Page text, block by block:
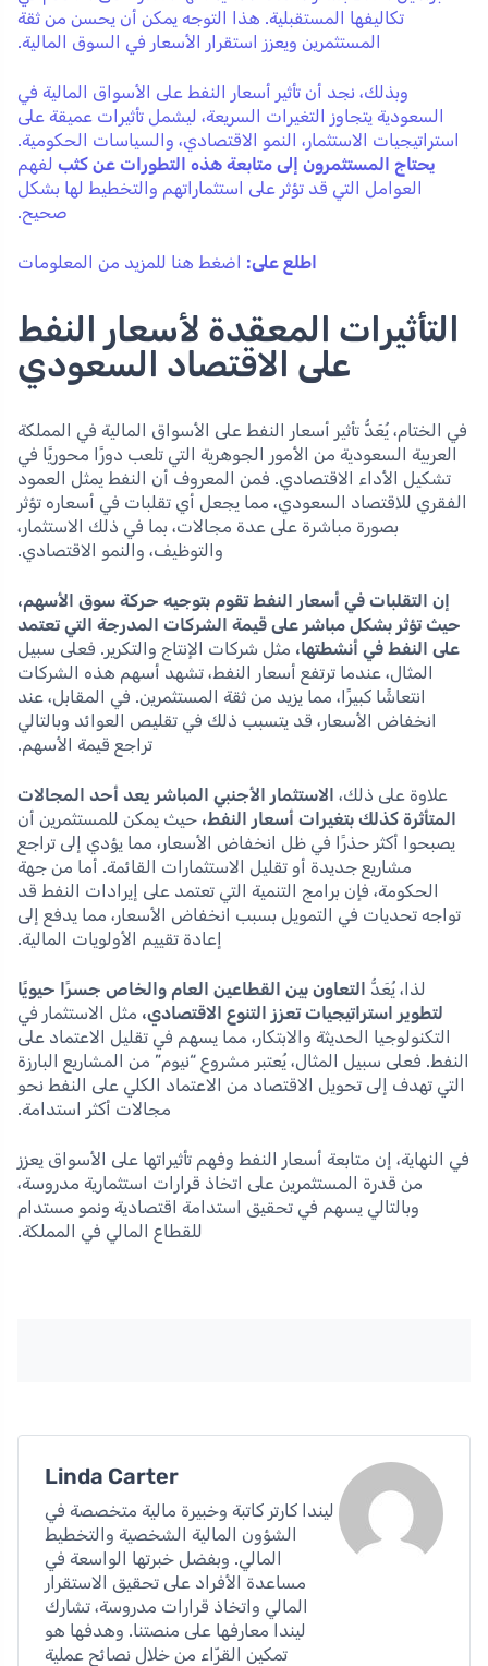
تكاليفها المستقبلية. هذا التوجه يمكن أن يحسن من ثقة
المستثمرين ويعزز استقرار الأسعار في السوق المالية.
وبذلك، نجد أن تأثير أسعار النفط على الأسواق المالية في
السعودية يتجاوز التغيرات السريعة، ليشمل تأثيرات عميقة على
استراتيجيات الاستثمار، النمو الاقتصادي، والسياسات الحكومية.
يحتاج المستثمرون إلى متابعة هذه التطورات عن كثب لفهم
العوامل التي قد تؤثر على استثماراتهم والتخطيط لها بشكل
صحيح.
اطلع على: اضغط هنا للمزيد من المعلومات
التأثيرات المعقدة لأسعار النفط
على الاقتصاد السعودي
في الختام، يُعَدُّ تأثير أسعار النفط على الأسواق المالية في المملكة
العربية السعودية من الأمور الجوهرية التي تلعب دورًا محوريًا في
تشكيل الأداء الاقتصادي. فمن المعروف أن النفط يمثل العمود
الفقري للاقتصاد السعودي، مما يجعل أي تقلبات في أسعاره تؤثر
بصورة مباشرة على عدة مجالات، بما في ذلك الاستثمار،
والتوظيف، والنمو الاقتصادي.
إن التقلبات في أسعار النفط تقوم بتوجيه حركة سوق الأسهم،
حيث تؤثر بشكل مباشر على قيمة الشركات المدرجة التي تعتمد
على النفط في أنشطتها، مثل شركات الإنتاج والتكرير. فعلى سبيل
المثال، عندما ترتفع أسعار النفط، تشهد أسهم هذه الشركات
انتعاشًا كبيرًا، مما يزيد من ثقة المستثمرين. في المقابل، عند
انخفاض الأسعار، قد يتسبب ذلك في تقليص العوائد وبالتالي
تراجع قيمة الأسهم.
علاوة على ذلك، الاستثمار الأجنبي المباشر يعد أحد المجالات
المتأثرة كذلك بتغيرات أسعار النفط، حيث يمكن للمستثمرين أن
يصبحوا أكثر حذرًا في ظل انخفاض الأسعار، مما يؤدي إلى تراجع
مشاريع جديدة أو تقليل الاستثمارات القائمة. أما من جهة
الحكومة، فإن برامج التنمية التي تعتمد على إيرادات النفط قد
تواجه تحديات في التمويل بسبب انخفاض الأسعار، مما يدفع إلى
إعادة تقييم الأولويات المالية.
لذا، يُعَدُّ التعاون بين القطاعين العام والخاص جسرًا حيويًا
لتطوير استراتيجيات تعزز التنوع الاقتصادي، مثل الاستثمار في
التكنولوجيا الحديثة والابتكار، مما يسهم في تقليل الاعتماد على
النفط. فعلى سبيل المثال، يُعتبر مشروع “نيوم” من المشاريع البارزة
التي تهدف إلى تحويل الاقتصاد من الاعتماد الكلي على النفط نحو
مجالات أكثر استدامة.
في النهاية، إن متابعة أسعار النفط وفهم تأثيراتها على الأسواق يعزز
من قدرة المستثمرين على اتخاذ قرارات استثمارية مدروسة،
وبالتالي يسهم في تحقيق استدامة اقتصادية ونمو مستدام
للقطاع المالي في المملكة.
Linda Carter
ليندا كارتر كاتبة وخبيرة مالية متخصصة في
الشؤون المالية الشخصية والتخطيط
المالي. وبفضل خبرتها الواسعة في
مساعدة الأفراد على تحقيق الاستقرار
المالي واتخاذ قرارات مدروسة، تشارك
ليندا معارفها على منصتنا. وهدفها هو
تمكين القرّاء من خلال نصائح عملية